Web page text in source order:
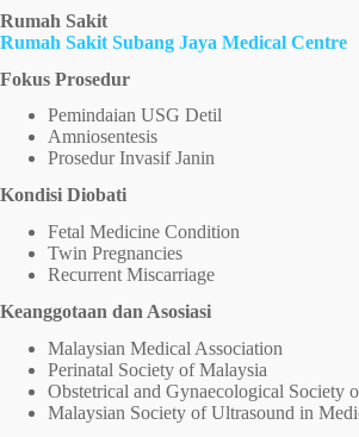
Rumah Sakit
Rumah Sakit Subang Jaya Medical Centre
Fokus Prosedur
Pemindaian USG Detil
Amniosentesis
Prosedur Invasif Janin
Kondisi Diobati
Fetal Medicine Condition
Twin Pregnancies
Recurrent Miscarriage
Keanggotaan dan Asosiasi
Malaysian Medical Association
Perinatal Society of Malaysia
Obstetrical and Gynaecological Society
Malaysian Society of Ultrasound in